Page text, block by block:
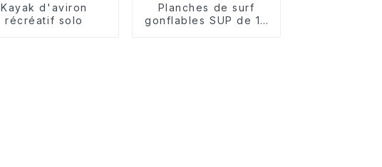
Kayak d'aviron
récréatif solo
Planches de surf
gonflables SUP de 10